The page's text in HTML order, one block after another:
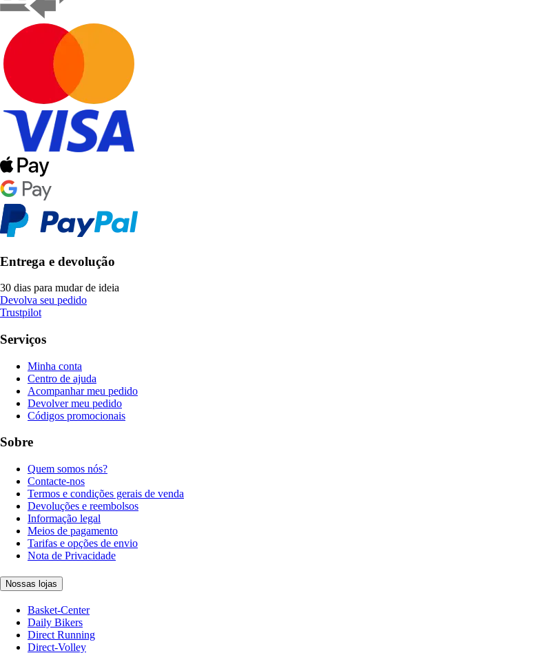
Entrega e devolução
30 dias para mudar de ideia
Devolva seu pedido
Trustpilot
Serviços
Minha conta
Centro de ajuda
Acompanhar meu pedido
Devolver meu pedido
Códigos promocionais
Sobre
Quem somos nós?
Contacte-nos
Termos e condições gerais de venda
Devoluções e reembolsos
Informação legal
Meios de pagamento
Tarifas e opções de envio
Nota de Privacidade
Nossas lojas
Basket-Center
Daily Bikers
Direct Running
Direct-Volley